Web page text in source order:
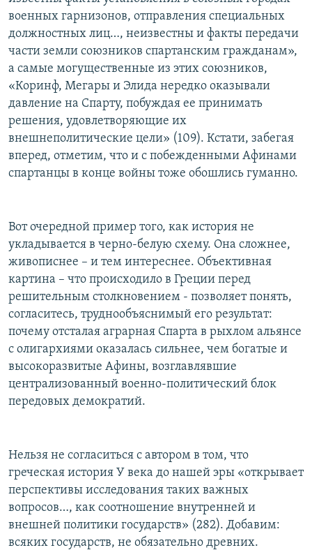
военных гарнизонов, отправления специальных
должностных лиц…, неизвестны и факты передачи
части земли союзников спартанским гражданам»,
а самые могущественные из этих союзников,
«Коринф, Мегары и Элида нередко оказывали
давление на Спарту, побуждая ее принимать
решения, удовлетворяющие их
внешнеполитические цели» (109). Кстати, забегая
вперед, отметим, что и с побежденными Афинами
спартанцы в конце войны тоже обошлись гуманно.
Вот очередной пример того, как история не
укладывается в черно-белую схему. Она сложнее,
живописнее – и тем интереснее. Объективная
картина – что происходило в Греции перед
решительным столкновением - позволяет понять,
согласитесь, труднообъяснимый его результат:
почему отсталая аграрная Спарта в рыхлом альянсе
с олигархиями оказалась сильнее, чем богатые и
высокоразвитые Афины, возглавлявшие
централизованный военно-политический блок
передовых демократий.
Нельзя не согласиться с автором в том, что
греческая история У века до нашей эры «открывает
перспективы исследования таких важных
вопросов…, как соотношение внутренней и
внешней политики государств» (282). Добавим:
всяких государств, не обязательно древних.